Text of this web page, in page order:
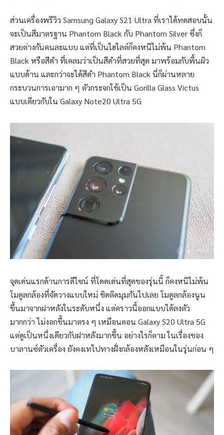
ส่วนเครื่องพรีวิว Samsung Galaxy S21 Ultra ที่เราได้ทดสอบนั้น
จะเป็นสีมาตรฐาน Phantom Black กับ Phantom Silver ซึ่งก็
สวยต่างกันคนละแบบ แต่ที่เป็นไฮไลต์ก็คงหนีไม่พ้น Phantom
Black หรือสีดำ ที่เคลมว่าเป็นสีดำที่สวยที่สุด มาพร้อมกับพื้นผิว
แบบด้าน และกว่าจะได้สีดำ Phantom Black นี่ก็ผ่านหลาย
กระบวนการเอามาก ๆ ตัวกระจกใช้เป็น Gorilla Glass Victus
แบบเดียวกับใน Galaxy Note20 Ultra 5G
จุดเด่นแรกด้านการดีไซน์ ที่โดดเด่นที่สุดของรุ่นนี้ ก็คงหนีไม่พ้น
โมดูลกล้องที่จัดวางแบบใหม่ ชิดติดมุมกันไปเลย โมดูลกล้องนูน
ขึ้นมาจากฝาหลังในระดับหนึ่ง แต่คราวนี้ออกแบบได้ลงตัว
มากกว่า ไม่งอกขึ้นมาตรง ๆ เหมือนตอน Galaxy S20 Ultra 5G
แต่ดูเป็นหนึ่งเดียวกับฝาหลังมากขึ้น อย่างไรก็ตาม ในเรื่องของ
บาลานซ์ตัวเครื่อง ยังคงเทไปทางฝั่งกล้องหลังเหมือนในรุ่นก่อน ๆ